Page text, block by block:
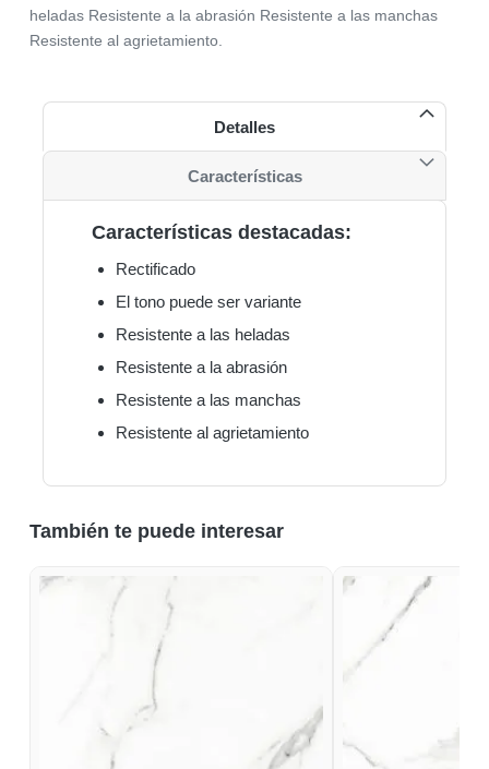
heladas Resistente a la abrasión Resistente a las manchas
Resistente al agrietamiento.
Detalles
Características destacadas:
Rectificado
El tono puede ser variante
Resistente a las heladas
Resistente a la abrasión
Resistente a las manchas
Resistente al agrietamiento
Características
También te puede interesar